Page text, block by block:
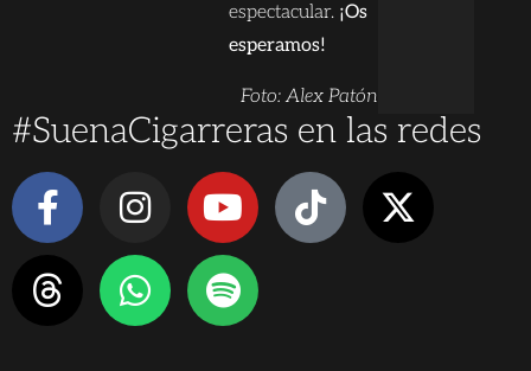
espectacular. ¡Os
esperamos!
Foto: Alex Patón
#SuenaCigarreras en las redes